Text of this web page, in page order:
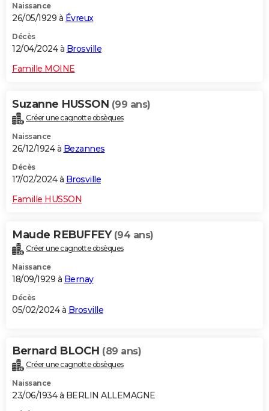
Naissance
26/05/1929 à Évreux
Décès
12/04/2024 à Brosville
Famille MOINE
Suzanne HUSSON (99 ans)
Créer une cagnotte obsèques
Naissance
26/12/1924 à Bezannes
Décès
17/02/2024 à Brosville
Famille HUSSON
Maude REBUFFEY (94 ans)
Créer une cagnotte obsèques
Naissance
18/09/1929 à Bernay
Décès
05/02/2024 à Brosville
Bernard BLOCH (89 ans)
Créer une cagnotte obsèques
Naissance
23/06/1934 à BERLIN ALLEMAGNE